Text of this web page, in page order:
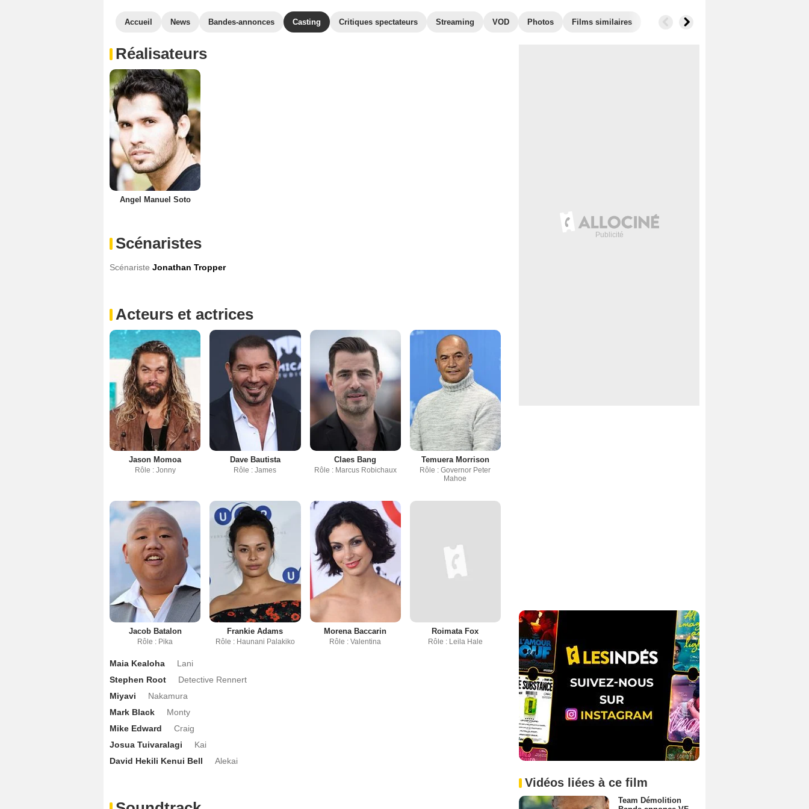
Accueil News Bandes-annonces Casting Critiques spectateurs Streaming VOD Photos Films similaires
Réalisateurs
Angel Manuel Soto
Scénaristes
Scénariste Jonathan Tropper
Acteurs et actrices
Jason Momoa
Rôle : Jonny
Dave Bautista
Rôle : James
Claes Bang
Rôle : Marcus Robichaux
Temuera Morrison
Rôle : Governor Peter
Mahoe
Jacob Batalon
Rôle : Pika
Frankie Adams
Rôle : Haunani Palakiko
Morena Baccarin
Rôle : Valentina
Roimata Fox
Rôle : Leila Hale
Maia Kealoha
Lani
Stephen Root
Detective Rennert
Miyavi
Nakamura
Mark Black
Monty
Mike Edward
Craig
Josua Tuivaralagi
Kai
David Hekili Kenui Bell
Alekai
Vidéos liées à ce film
Team Démolition